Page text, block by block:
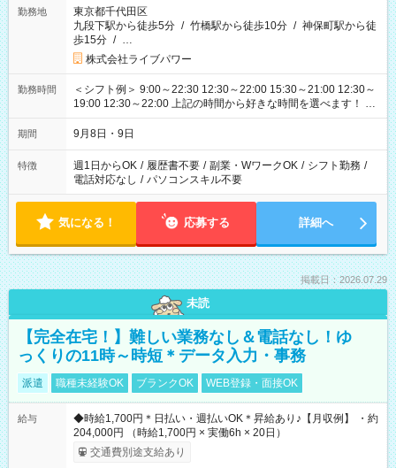
勤務地
東京都千代田区
九段下駅から徒歩5分 / 竹橋駅から徒歩10分 / 神保町駅から徒
歩15分 / …
株式会社ライブパワー
勤務時間
＜シフト例＞ 9:00～22:30 12:30～22:00 15:30～21:00 12:30～
19:00 12:30～22:00 上記の時間から好きな時間を選べます！ ※
時間は変更となる可能性があります
期間 9月8日・9日
特徴 週1日からOK / 履歴書不要 / 副業・WワークOK / シフト勤務 /
電話対応なし / パソコンスキル不要
気になる！ 応募する 詳細へ
掲載日：2026.07.29
未読
【完全在宅！】難しい業務なし＆電話なし！ゆ
っくりの11時～時短＊データ入力・事務
派遣 職種未経験OK ブランクOK WEB登録・面接OK
給与
◆時給1,700円＊日払い・週払いOK＊昇給あり♪【月収例】 ・約
204,000円 （時給1,700円 × 実働6h × 20日）
交通費別途支給あり